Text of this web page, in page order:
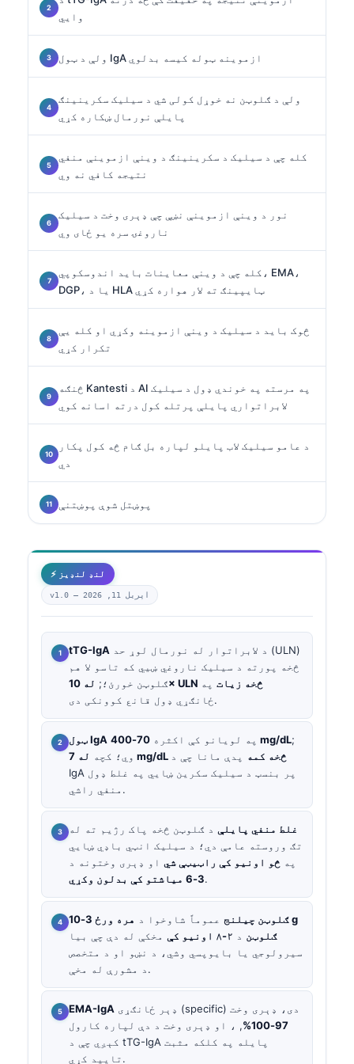
وایي
ولې د ټول IgA ازموینه ټوله کیسه بدلوي
ولې د ګلوټن نه خوړل کولی شي د سیلیک سکرینینګ
پایلې نورمال ښکاره کړي
کله چې د سیلیک د سکرینینګ د وینې ازموینې منفي
نتیجه کافي نه وي
نور د وینې ازموینې نښې چې ډېری وخت د سیلیک
ناروغۍ سره یو ځای وي
کله چې د وینې معاینات باید اندوسکوپي، EMA،
DGP، یا د HLA ټایپینګ ته لار هواره کړي
څوک باید د سیلیک د وینې ازموینه وکړي او کله یې
تکرار کړي
څنګه Kantesti د AI په مرسته په خوندي ډول د سیلیک
لابراتواري پایلې پرتله کول درته اسانه کوي
د عامو سیلیک لاب پایلو لپاره بل ګام څه کول پکار
دي
پوښتل شوې پوښتنې
⚡ لنډ لنډیز
v1.0 — اپریل 11, 2026
tTG-IgA
څخه پورته د سیلیک ناروغي ښيي که تاسو لا هم
ګلوټن خورئ؛;
له 10× ULN څخه زیات په
ځانګړي ډول قانع کوونکی دی.
ټول IgA په لویانو کې اکثره 70-400 mg/dL;
وي؛ کچه
له 7 mg/dL څخه کمه پدې مانا چې د
IgA پر بنسټ د سیلیک سکرین ښايي په غلط ډول
منفي راشي.
غلط منفي پایلې د ګلوټن څخه پاک رژیم ته له
تګ وروسته عامې دي؛ د سیلیک انټي باډي ښايي
په څو اونیو کې راټیټې شي او ډېری وختونه د
3-6 میاشتو کې بدلون وکړي.
ګلوټن چیلنج عموماً شاوخوا د
هره ورځ 3-10 g
ګلوټن د ۲-۸ اونیو کې
مخکې له دې چې بیا
سیرولوجي یا بایوپسي وشي، د نښو او د متخصص
د مشورې له مخې.
EMA-IgA
ډېر ځانګړی (specific) دی، ډېری وخت
97-100%
, ، او ډېری وخت د دې لپاره کارول
کېږي چې د tTG-IgA پایله په کلکه مثبت
تایید کړي.